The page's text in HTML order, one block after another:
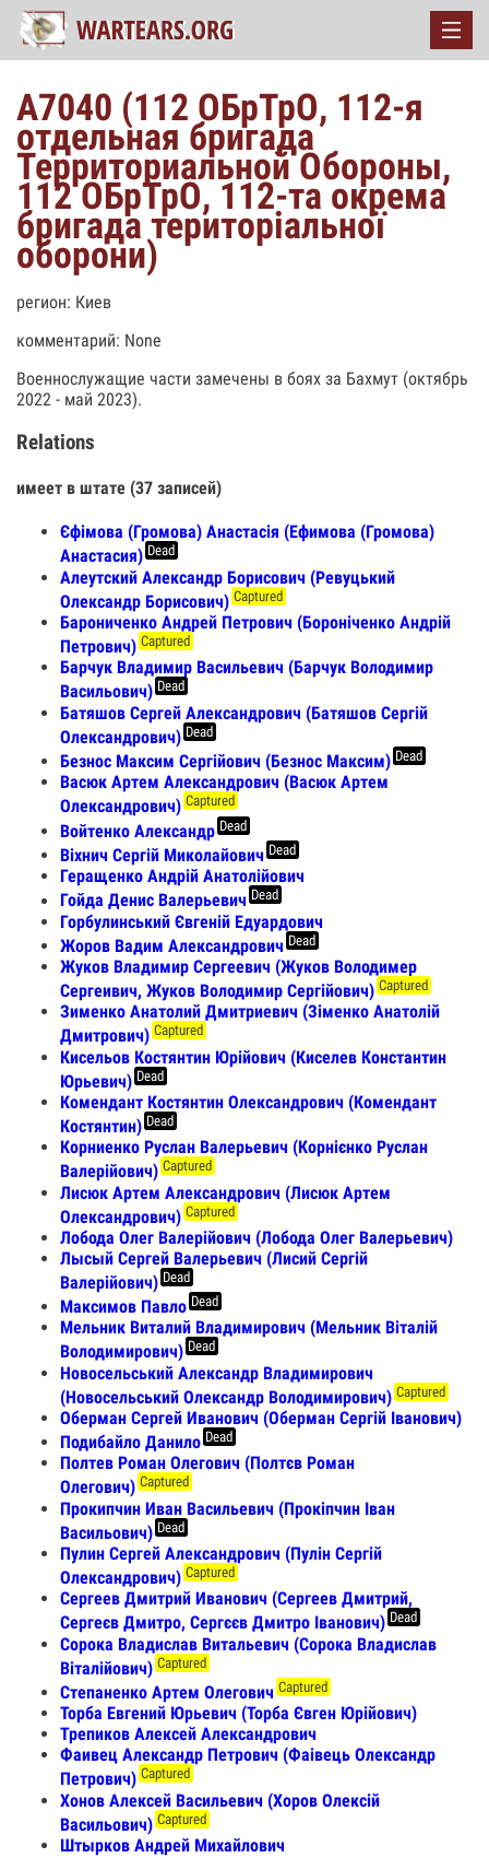
А7040 (112 ОБрТрО, 112-я
отдельная бригада
Территориальной Обороны,
112 ОБрТрО, 112-та окрема
бригада територіальної
оборони)
регион: Киев
комментарий: None
Военнослужащие части замечены в боях за Бахмут (октябрь
2022 - май 2023).
Relations
имеет в штате (37 записей)
Єфімова (Громова) Анастасія (Ефимова (Громова)
Анастасия) Dead
Алеутский Александр Борисович (Ревуцький
Олександр Борисович) Captured
Барониченко Андрей Петрович (Бороніченко Андрій
Петрович) Captured
Барчук Владимир Васильевич (Барчук Володимир
Васильович) Dead
Батяшов Сергей Александрович (Батяшов Сергій
Олександрович) Dead
Безнос Максим Сергійович (Безнос Максим) Dead
Васюк Артем Александрович (Васюк Артем
Олександрович) Captured
Войтенко Александр Dead
Віхнич Сергій Миколайович Dead
Геращенко Андрій Анатолійович
Гойда Денис Валерьевич Dead
Горбулинський Євгеній Едуардович
Жоров Вадим Александрович Dead
Жуков Владимир Сергеевич (Жуков Володимер
Сергеивич, Жуков Володимир Сергійович) Captured
Зименко Анатолий Дмитриевич (Зіменко Анатолій
Дмитрович) Captured
Кисельов Костянтин Юрійович (Киселев Константин
Юрьевич) Dead
Комендант Костянтин Олександрович (Комендант
Костянтин) Dead
Корниенко Руслан Валерьевич (Корнієнко Руслан
Валерійович) Captured
Лисюк Артем Александрович (Лисюк Артем
Олександрович) Captured
Лобода Олег Валерійович (Лобода Олег Валерьевич)
Лысый Сергей Валерьевич (Лисий Сергій
Валерійович) Dead
Максимов Павло Dead
Мельник Виталий Владимирович (Мельник Віталій
Володимирович) Dead
Новосельський Александр Владимирович
(Новосельський Олександр Володимирович) Captured
Оберман Сергей Иванович (Оберман Сергій Іванович)
Подибайло Данило Dead
Полтев Роман Олегович (Полтєв Роман
Олегович) Captured
Прокипчин Иван Васильевич (Прокіпчин Іван
Васильович) Dead
Пулин Сергей Александрович (Пулін Сергій
Олександрович) Captured
Сергеев Дмитрий Иванович (Сергеев Дмитрий,
Сергеєв Дмитро, Сергєєв Дмитро Іванович) Dead
Сорока Владислав Витальевич (Сорока Владислав
Віталійович) Captured
Степаненко Артем Олегович Captured
Торба Евгений Юрьевич (Торба Євген Юрійович)
Трепиков Алексей Александрович
Фаивец Александр Петрович (Фаівець Олександр
Петрович) Captured
Хонов Алексей Васильевич (Хоров Олексій
Васильович) Captured
Штырков Андрей Михайлович